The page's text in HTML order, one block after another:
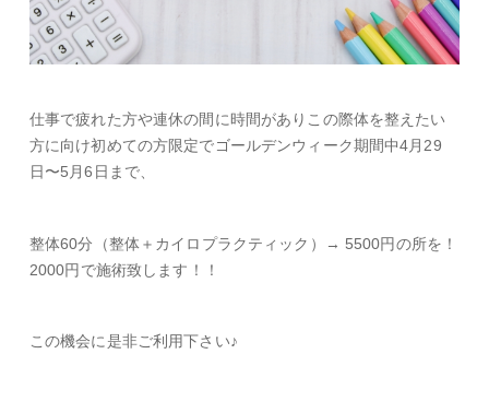
仕事で疲れた方や連休の間に時間がありこの際体を整えたい
方に向け初めての方限定でゴールデンウィーク期間中4月29
日〜5月6日まで、
整体60分（整体＋カイロプラクティック）→ 5500円の所を！
2000円で施術致します！！
この機会に是非ご利用下さい♪